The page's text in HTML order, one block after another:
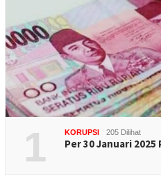
1 KORUPSI 205 Dilihat
Per 30 Januari